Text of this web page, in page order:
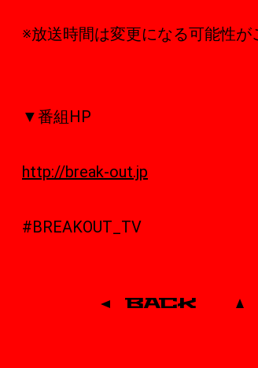
※放送時間は変更になる可能性が
▼番組HP
http://break-out.jp
#BREAKOUT_TV
BACK